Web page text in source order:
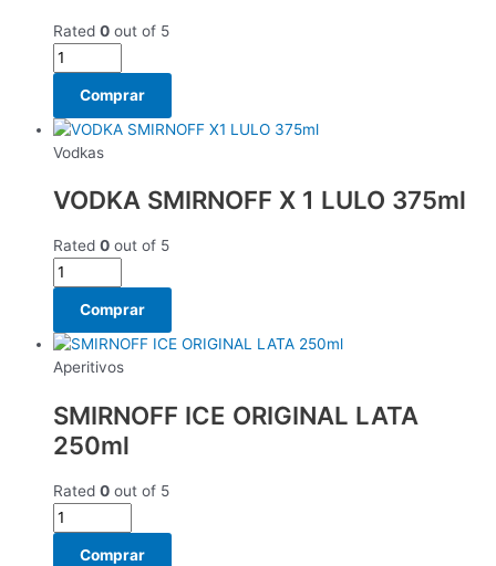
Rated 0 out of 5
Comprar
Vodkas
VODKA SMIRNOFF X 1 LULO 375ml
Rated 0 out of 5
Comprar
Aperitivos
SMIRNOFF ICE ORIGINAL LATA
250ml
Rated 0 out of 5
Comprar